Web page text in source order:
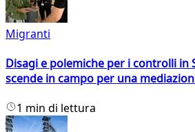
Migranti
Disagi e polemiche per i controlli in
scende in campo per una
1 min di lettura